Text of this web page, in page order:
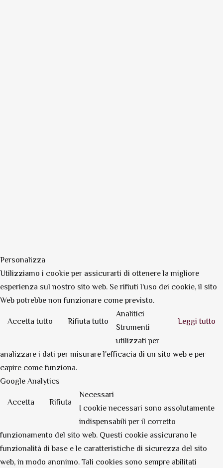
Personalizza
Utilizziamo i cookie per assicurarti di ottenere la migliore
esperienza sul nostro sito web. Se rifiuti l'uso dei cookie, il sito
Web potrebbe non funzionare come previsto.
Accetta tutto Rifiuta tutto Leggi tutto
Analitici
Strumenti
utilizzati per
analizzare i dati per misurare l'efficacia di un sito web e per
capire come funziona.
Google Analytics
Accetta Rifiuta
Necessari
I cookie necessari sono assolutamente
indispensabili per il corretto
funzionamento del sito web. Questi cookie assicurano le
funzionalità di base e le caratteristiche di sicurezza del sito
web, in modo anonimo. Tali cookies sono sempre abilitati